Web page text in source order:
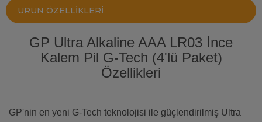
ÜRÜN ÖZELLIKLERI
GP Ultra Alkaline AAA LR03 İnce
Kalem Pil G-Tech (4'lü Paket)
Özellikleri
GP'nin en yeni G-Tech teknolojisi ile güçlendirilmiş Ultra